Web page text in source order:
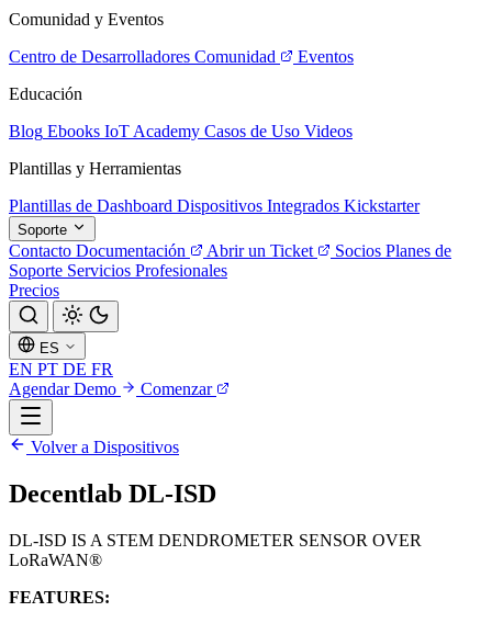
Comunidad y Eventos
Centro de Desarrolladores Comunidad
Eventos
Educación
Blog Ebooks IoT Academy Casos de Uso Videos
Plantillas y Herramientas
Plantillas de Dashboard Dispositivos Integrados Kickstarter
Soporte
Contacto Documentación Abrir un Ticket Socios Planes de
Soporte Servicios Profesionales
Precios
ES
EN PT DE FR
Agendar Demo
Comenzar
Volver a Dispositivos
Decentlab DL-ISD
DL-ISD IS A STEM DENDROMETER SENSOR OVER
LoRaWAN®
FEATURES: